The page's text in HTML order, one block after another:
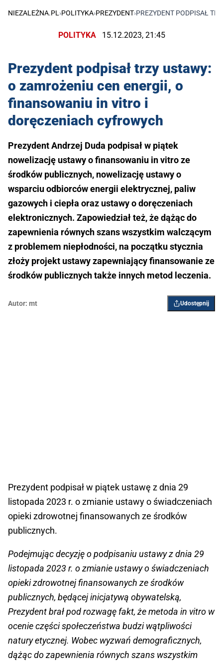
NIEZALEŻNA.PL ›POLITYKA›PREZYDENT›PREZYDENT PODPISAŁ
POLITYKA 15.12.2023, 21:45
Prezydent podpisał trzy ustawy:
o zamrożeniu cen energii, o
finansowaniu in vitro i
doręczeniach cyfrowych
Prezydent Andrzej Duda podpisał w piątek
nowelizację ustawy o finansowaniu in vitro ze
środków publicznych, nowelizację ustawy o
wsparciu odbiorców energii elektrycznej, paliw
gazowych i ciepła oraz ustawy o doręczeniach
elektronicznych. Zapowiedział też, że dążąc do
zapewnienia równych szans wszystkim walczącym
z problemem niepłodności, na początku stycznia
złoży projekt ustawy zapewniający finansowanie ze
środków publicznych także innych metod leczenia.
Autor: mt Udostępnij
Prezydent podpisał w piątek ustawę z dnia 29
listopada 2023 r. o zmianie ustawy o świadczeniach
opieki zdrowotnej finansowanych ze środków
publicznych.
Podejmując decyzję o podpisaniu ustawy z dnia 29
listopada 2023 r. o zmianie ustawy o świadczeniach
opieki zdrowotnej finansowanych ze środków
publicznych, będącej inicjatywą obywatelską,
Prezydent brał pod rozwagę fakt, że metoda in vitro w
ocenie części społeczeństwa budzi wątpliwości
natury etycznej. Wobec wyzwań demograficznych,
dążąc do zapewnienia równych szans wszystkim